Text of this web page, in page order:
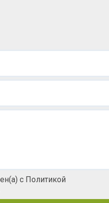
с Политикой